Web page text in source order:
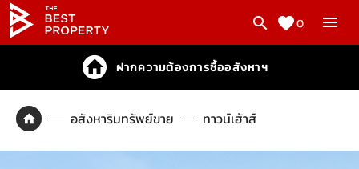
0
ฝากความต้องการซื้ออสังหาฯ
อสังหาริมทรัพย์ขาย ทาวน์เฮ้าส์